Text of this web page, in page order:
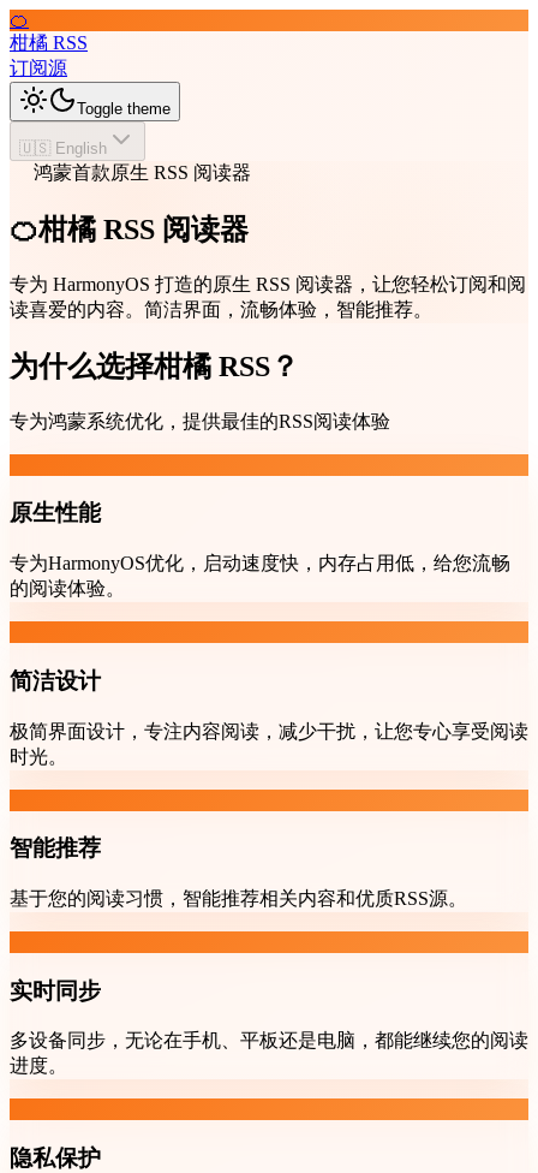
🍊
柑橘 RSS
订阅源
Toggle theme
🇺🇸 English
鸿蒙首款原生 RSS 阅读器
🍊柑橘 RSS 阅读器
专为 HarmonyOS 打造的原生 RSS 阅读器，让您轻松订阅和阅
读喜爱的内容。简洁界面，流畅体验，智能推荐。
为什么选择柑橘 RSS？
专为鸿蒙系统优化，提供最佳的RSS阅读体验
原生性能
专为HarmonyOS优化，启动速度快，内存占用低，给您流畅
的阅读体验。
简洁设计
极简界面设计，专注内容阅读，减少干扰，让您专心享受阅读
时光。
智能推荐
基于您的阅读习惯，智能推荐相关内容和优质RSS源。
实时同步
多设备同步，无论在手机、平板还是电脑，都能继续您的阅读
进度。
隐私保护